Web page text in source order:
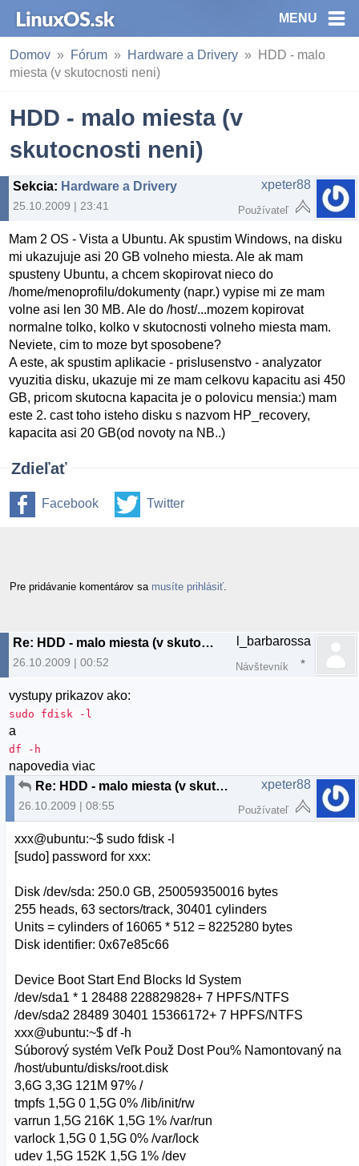
MENU
Domov Fórum Hardware a Drivery
HDD - malo
miesta (v skutocnosti neni)
HDD - malo miesta (v
skutocnosti neni)
Sekcia: Hardware a Drivery
25.10.2009 | 23:41
xpeter88
Používateľ
Mam 2 OS - Vista a Ubuntu. Ak spustim Windows, na disku
mi ukazujuje asi 20 GB volneho miesta. Ale ak mam
spusteny Ubuntu, a chcem skopirovat nieco do
/home/menoprofilu/dokumenty (napr.) vypise mi ze mam
volne asi len 30 MB. Ale do /host/...mozem kopirovat
normalne tolko, kolko v skutocnosti volneho miesta mam.
Neviete, cim to moze byt sposobene?
A este, ak spustim aplikacie - prislusenstvo - analyzator
vyuzitia disku, ukazuje mi ze mam celkovu kapacitu asi 450
GB, pricom skutocna kapacita je o polovicu mensia:) mam
este 2. cast toho isteho disku s nazvom HP_recovery,
kapacita asi 20 GB(od novoty na NB..)
Zdieľať
Facebook Twitter
Pre pridávanie komentárov sa musíte prihlásiť
Re: HDD - malo miesta (v skutocnosti neni)
26.10.2009 | 00:52
l_barbarossa
Návštevník
vystupy prikazov ako:
sudo fdisk -l
a
df -h
napovedia viac
Re: HDD - malo miesta (v skutocnosti neni)
26.10.2009 | 08:55
xpeter88
Používateľ
xxx@ubuntu:~$ sudo fdisk -l
[sudo] password for xxx:
Disk /dev/sda: 250.0 GB, 250059350016 bytes
255 heads, 63 sectors/track, 30401 cylinders
Units = cylinders of 16065 * 512 = 8225280 bytes
Disk identifier: 0x67e85c66
Device Boot Start End Blocks Id System
/dev/sda1 * 1 28488 228829828+ 7 HPFS/NTFS
/dev/sda2 28489 30401 15366172+ 7 HPFS/NTFS
xxx@ubuntu:~$ df -h
Súborový systém Veľk Použ Dost Pou% Namontovaný na
/host/ubuntu/disks/root.disk
3,6G 3,3G 121M 97% /
tmpfs 1,5G 0 1,5G 0% /lib/init/rw
varrun 1,5G 216K 1,5G 1% /var/run
varlock 1,5G 0 1,5G 0% /var/lock
udev 1,5G 152K 1,5G 1% /dev